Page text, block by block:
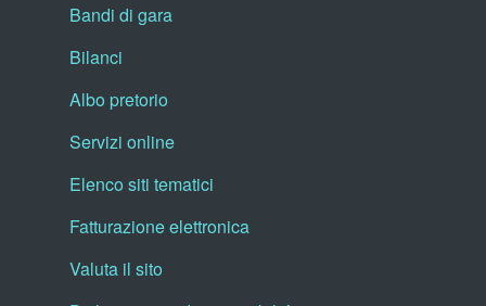
Bandi di gara
Bilanci
Albo pretorio
Servizi online
Elenco siti tematici
Fatturazione elettronica
Valuta il sito